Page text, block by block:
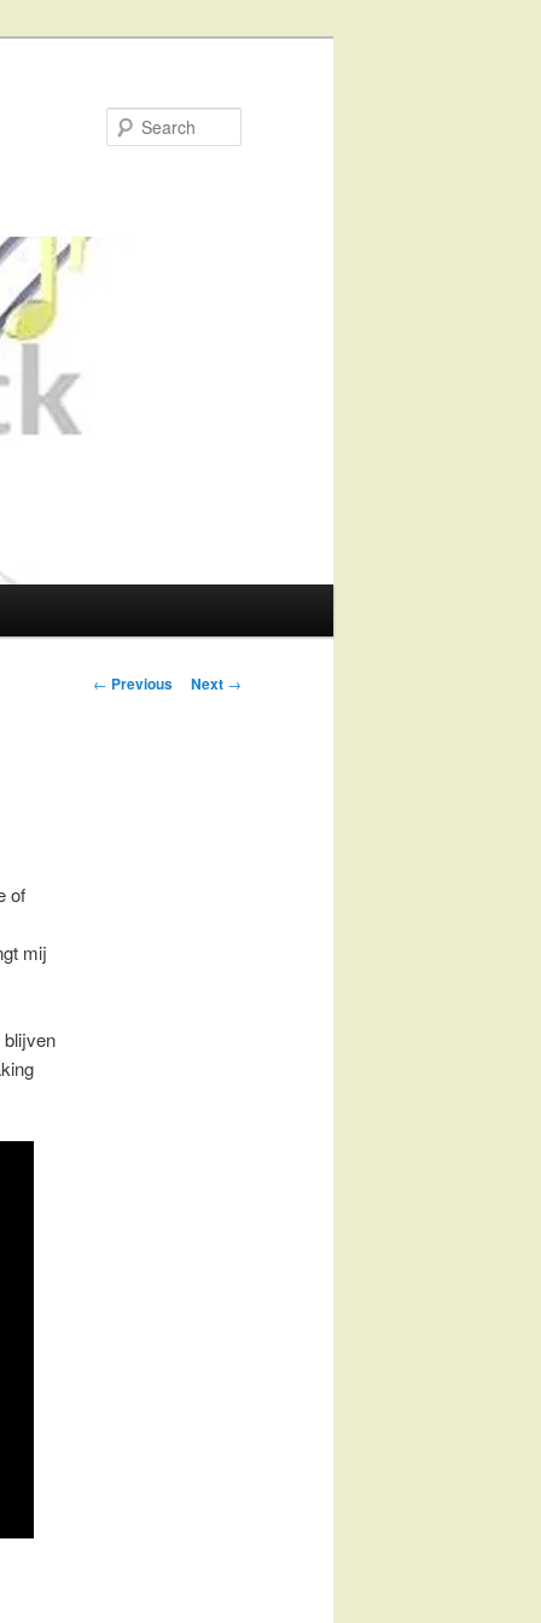
Post
← Previous Next →
of
mij
blijven